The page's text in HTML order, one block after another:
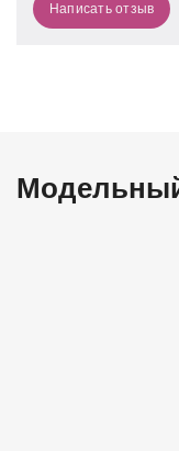
Написать отзыв